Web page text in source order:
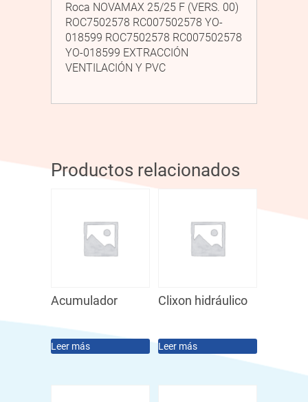
Roca NOVAMAX 25/25 F (VERS. 00)
ROC7502578 RC007502578 YO-
018599 ROC7502578 RC007502578
YO-018599 EXTRACCIÓN
VENTILACIÓN Y PVC
Productos relacionados
Acumulador
Leer más
Clixon hidráulico
Leer más